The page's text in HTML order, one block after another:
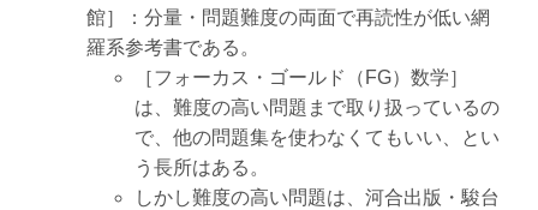
館］：分量・問題難度の両面で再読性が低い網
羅系参考書である。
［フォーカス・ゴールド（FG）数学］
は、難度の高い問題まで取り扱っているの
で、他の問題集を使わなくてもいい、とい
う長所はある。
しかし難度の高い問題は、河合出版・駿台